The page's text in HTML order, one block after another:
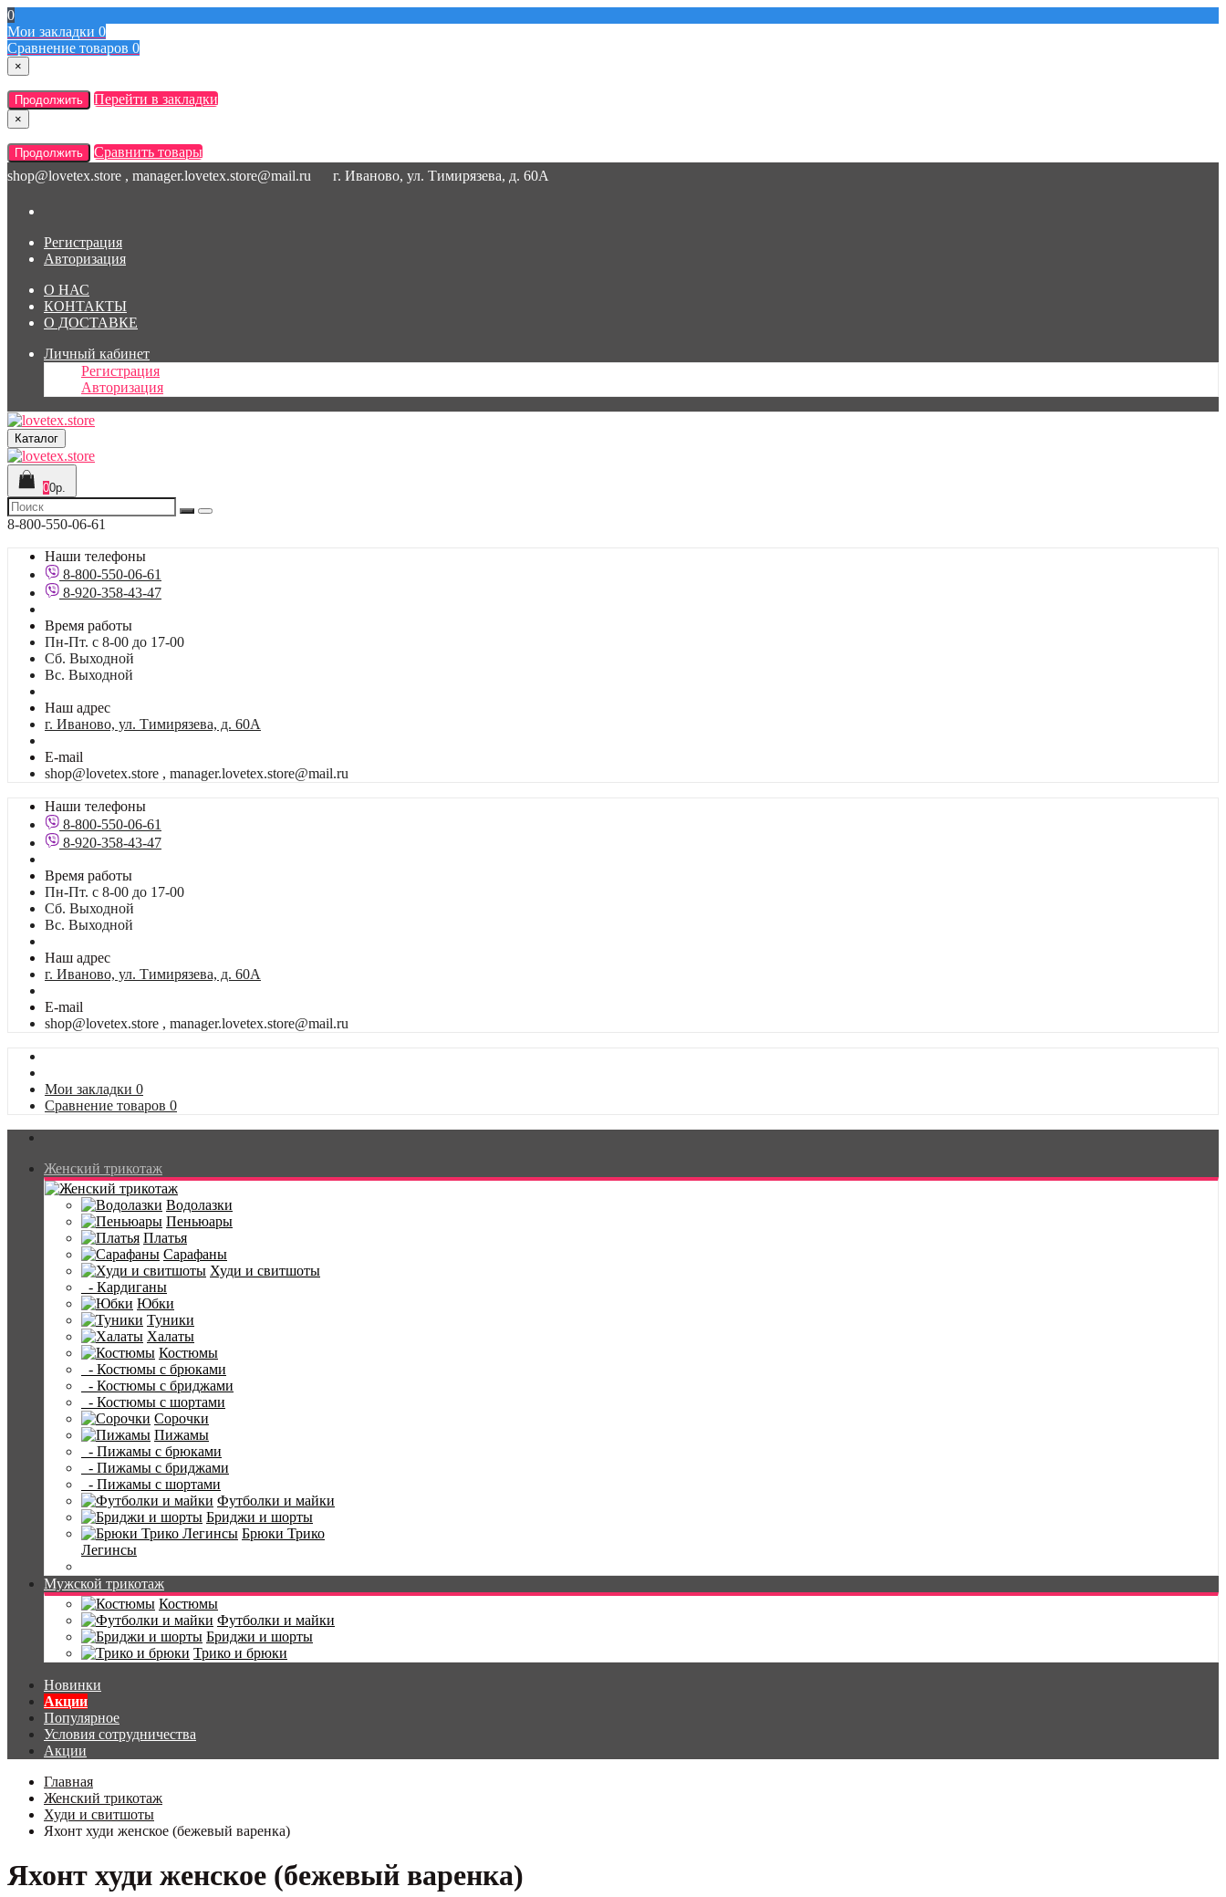
0
Мои закладки 0
Сравнение товаров 0
×
Продолжить Перейти в закладки
×
Продолжить
Сравнить товары
shop@lovetex.store , manager.lovetex.store@mail.ru
г. Иваново, ул. Тимирязева, д. 60А
Регистрация
Авторизация
О НАС
КОНТАКТЫ
О ДОСТАВКЕ
Личный кабинет
Регистрация
Авторизация
Каталог
00р.
8-800-550-06-61
Наши телефоны
8-800-550-06-61
8-920-358-43-47
Время работы
Пн-Пт. с 8-00 до 17-00
Сб. Выходной
Вс. Выходной
Наш адрес
г. Иваново, ул. Тимирязева, д. 60А
E-mail
shop@lovetex.store , manager.lovetex.store@mail.ru
Наши телефоны
8-800-550-06-61
8-920-358-43-47
Время работы
Пн-Пт. с 8-00 до 17-00
Сб. Выходной
Вс. Выходной
Наш адрес
г. Иваново, ул. Тимирязева, д. 60А
E-mail
shop@lovetex.store , manager.lovetex.store@mail.ru
Мои закладки 0
Сравнение товаров 0
Женский трикотаж
Водолазки
Пеньюары
Платья
Сарафаны
Худи и свитшоты
- Кардиганы
Юбки
Туники
Халаты
Костюмы
- Костюмы с брюками
- Костюмы с бриджами
- Костюмы с шортами
Сорочки
Пижамы
- Пижамы с брюками
- Пижамы с бриджами
- Пижамы с шортами
Футболки и майки
Бриджи и шорты
Брюки Трико
Легинсы
Мужской трикотаж
Костюмы
Футболки и майки
Бриджи и шорты
Трико и брюки
Новинки
Акции
Популярное
Условия сотрудничества
Акции
Главная
Женский трикотаж
Худи и свитшоты
Яхонт худи женское (бежевый варенка)
Яхонт худи женское (бежевый варенка)